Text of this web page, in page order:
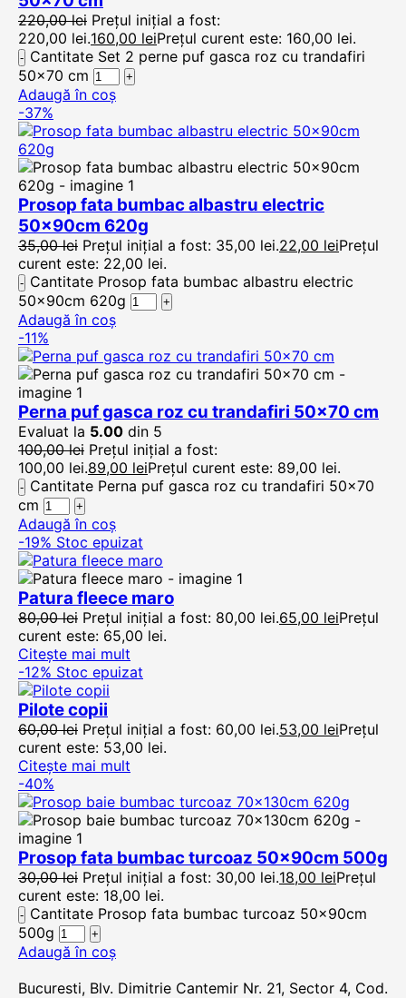
220,00lei Prețul inițial a fost:
220,00 lei.160,00 leiPrețul curent este: 160,00 lei.
Cantitate Set 2 perne puf gasca roz cu trandafiri
50x70 cm
Adaugă în coș
-37%
Prosop fata bumbac albastru electric
50x90cm 620g
35,00lei Prețul inițial a fost: 35,00 lei.22,00 leiPrețul
curent este: 22,00 lei.
Cantitate Prosop fata bumbac albastru electric
50x90cm 620g
Adaugă în coș
-11%
Perna puf gasca roz cu trandafiri 50×70 cm
Evaluat la 5.00 din 5
100,00lei Prețul inițial a fost:
100,00 lei.89,00 leiPrețul curent este: 89,00 lei.
Cantitate Perna puf gasca roz cu trandafiri 50x70
cm
Adaugă în coș
-19% Stoc epuizat
Patura fleece maro
80,00lei Prețul inițial a fost: 80,00 lei.65,00 leiPrețul
curent este: 65,00 lei.
Citește mai mult
-12% Stoc epuizat
Pilote copii
60,00lei Prețul inițial a fost: 60,00 lei.53,00 leiPrețul
curent este: 53,00 lei.
Citește mai mult
-40%
Prosop fata bumbac turcoaz 50x90cm 500g
30,00lei Prețul inițial a fost: 30,00 lei.18,00 leiPrețul
curent este: 18,00 lei.
Cantitate Prosop fata bumbac turcoaz 50x90cm
500g
Adaugă în coș
Bucuresti, Blv. Dimitrie Cantemir Nr. 21, Sector 4, Cod.